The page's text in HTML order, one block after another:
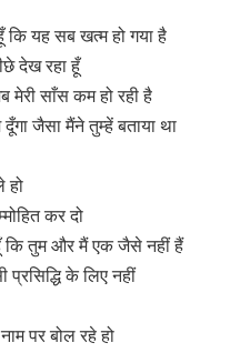
कि यह सब खत्म हो गया है
देख रहा हूँ
मेरी साँस कम हो रही है
जैसा मैंने तुम्हें बताया था
हो
कर दो
कि तुम और मैं एक जैसे नहीं हैं
के लिए नहीं
पर बोल रहे हो